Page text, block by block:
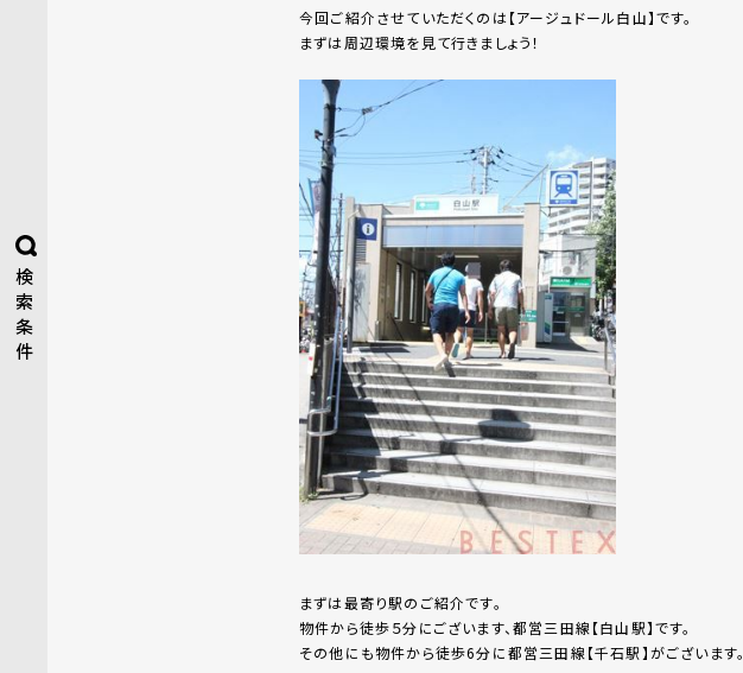
検
索
条
件
今回ご紹介させていただくのは【アージュドール白山】です。
まずは周辺環境を見て行きましょう！
まずは最寄り駅のご紹介です。
物件から徒歩５分にございます、都営三田線【白山駅】です。
その他にも物件から徒歩6分に都営三田線【千石駅】がございます。